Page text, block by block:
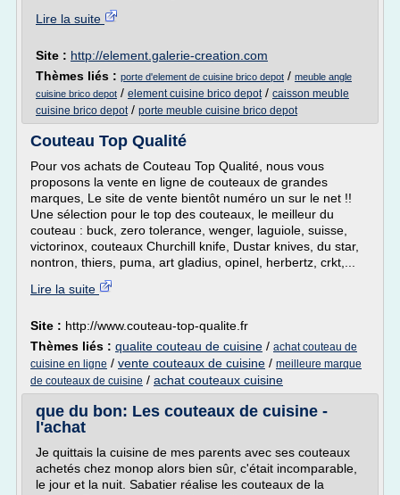
Lire la suite
Site : http://element.galerie-creation.com
Thèmes liés : porte d'element de cuisine brico depot / meuble angle
cuisine brico depot / element cuisine brico depot/ caisson meuble
cuisine brico depot/ porte meuble cuisine brico depot
Couteau Top Qualité
Pour vos achats de Couteau Top Qualité, nous vous
proposons la vente en ligne de couteaux de grandes
marques, Le site de vente bientôt numéro un sur le net !!
Une sélection pour le top des couteaux, le meilleur du
couteau : buck, zero tolerance, wenger, laguiole, suisse,
victorinox, couteaux Churchill knife, Dustar knives, du star,
nontron, thiers, puma, art gladius, opinel, herbertz, crkt,...
Lire la suite
Site : http://www.couteau-top-qualite.fr
Thèmes liés : qualite couteau de cuisine / achat couteau de
cuisine en ligne / vente couteaux de cuisine / meilleure marque
de couteaux de cuisine / achat couteaux cuisine
que du bon: Les couteaux de cuisine -
l'achat
Je quittais la cuisine de mes parents avec ses couteaux
achetés chez monop alors bien sûr, c'était incomparable,
le jour et la nuit. Sabatier réalise les couteaux de la